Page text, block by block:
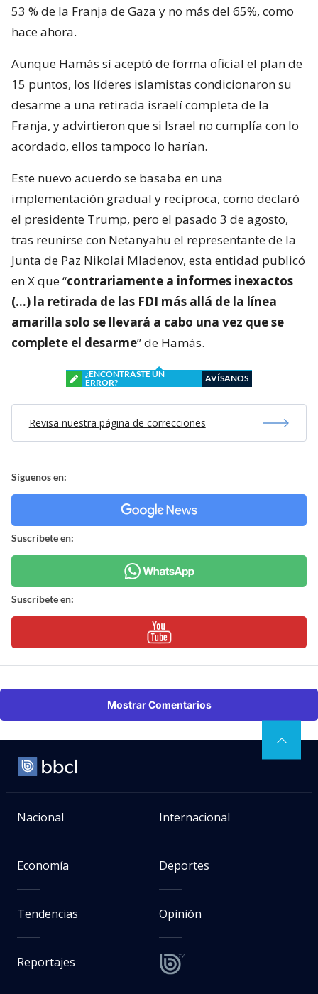
53 % de la Franja de Gaza y no más del 65%, como
hace ahora.
Aunque Hamás sí aceptó de forma oficial el plan de
15 puntos, los líderes islamistas condicionaron su
desarme a una retirada israelí completa de la
Franja, y advirtieron que si Israel no cumplía con lo
acordado, ellos tampoco lo harían.
Este nuevo acuerdo se basaba en una
implementación gradual y recíproca, como declaró
el presidente Trump, pero el pasado 3 de agosto,
tras reunirse con Netanyahu el representante de la
Junta de Paz Nikolai Mladenov, esta entidad publicó
en X que “contrariamente a informes inexactos
(…) la retirada de las FDI más allá de la línea
amarilla solo se llevará a cabo una vez que se
complete el desarme” de Hamás.
¿ENCONTRASTE UN
ERROR?
AVÍSANOS
Revisa nuestra página de correcciones
Síguenos en:
Suscríbete en:
Suscríbete en:
Mostrar Comentarios
Nacional Internacional
Economía Deportes
Tendencias Opinión
Reportajes